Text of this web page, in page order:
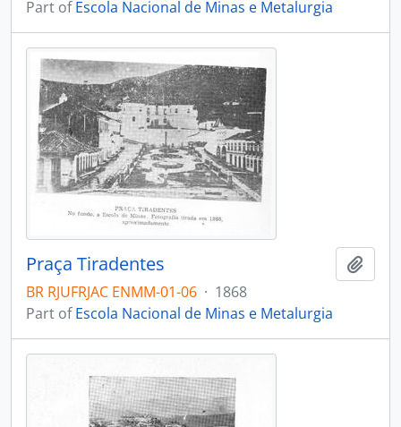
Part ofEscola Nacional de Minas e Metalurgia
Praça Tiradentes
BR RJUFRJAC ENMM-01-06 · 1868
Part ofEscola Nacional de Minas e Metalurgia